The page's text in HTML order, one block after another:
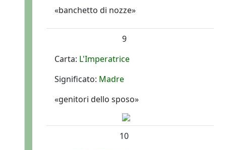
«banchetto di nozze»
9
Carta: L'Imperatrice
Significato: Madre
«genitori dello sposo»
10